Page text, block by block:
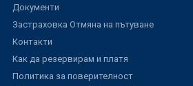
Документи
Застраховка Отмяна на пътуване
Контакти
Как да резервирам и платя
Политика за поверителност